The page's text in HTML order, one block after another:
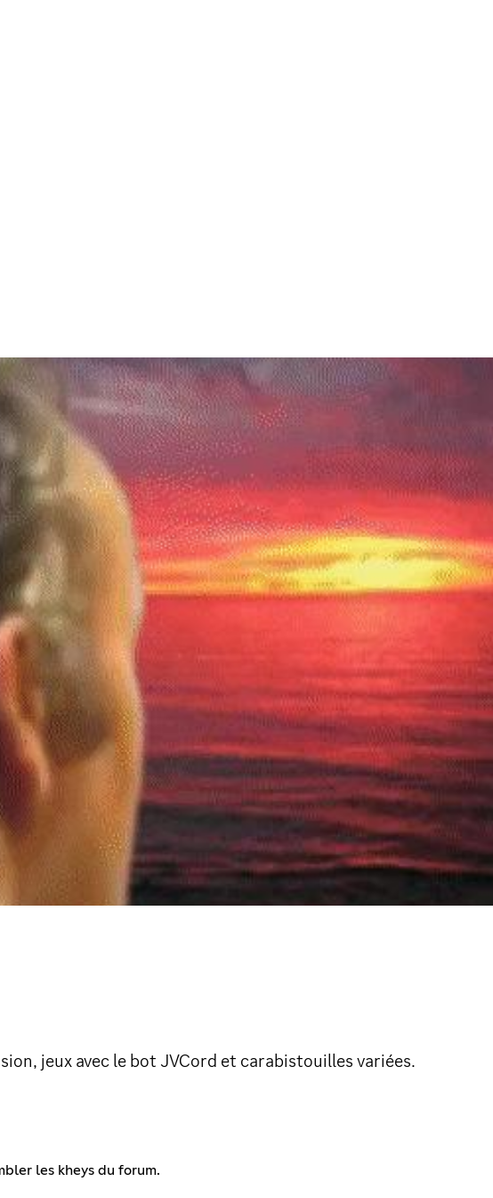
jeux avec le bot JVCord et carabistouilles variées.
les kheys du forum.